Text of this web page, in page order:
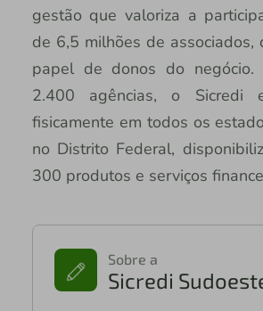
gestão que valoriza a
de 6,5 milhões de associados,
papel de donos do negócio.
2.400 agências, o Sicredi
fisicamente em todos os
no Distrito Federal,
300 produtos e serviços
Sobre a
Sicredi